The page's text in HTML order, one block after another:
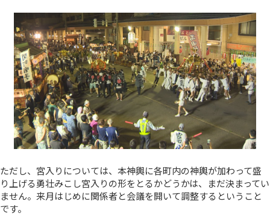
ただし、宮入りについては、本神輿に各町内の神輿が加わって盛
り上げる勇壮みこし宮入りの形をとるかどうかは、まだ決まってい
ません。来月はじめに関係者と会議を開いて調整するということ
です。